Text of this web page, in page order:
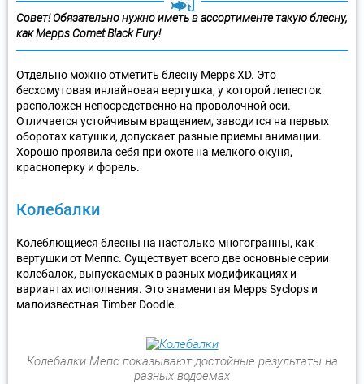
Совет! Обязательно нужно иметь в ассортименте такую блесну,
как Mepps Comet Black Fury!
Отдельно можно отметить блесну Mepps XD. Это
бесхомутовая инлайновая вертушка, у которой лепесток
расположен непосредственно на проволочной оси.
Отличается устойчивым вращением, заводится на первых
оборотах катушки, допускает разные приемы анимации.
Хорошо проявила себя при охоте на мелкого окуня,
красноперку и форель.
Колебалки
Колеблющиеся блесны на настолько многогранны, как
вертушки от Меппс. Существует всего две основные серии
колебалок, выпускаемых в разных модификациях и
вариантах исполнения. Это знаменитая Mepps Syclops и
малоизвестная Timber Doodle.
Колебалки Мепс показывают достойные результаты на
разных водоемах